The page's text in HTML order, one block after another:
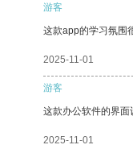
游客
这款app的学习氛围
2025-11-01
游客
这款办公软件的界面
2025-11-01